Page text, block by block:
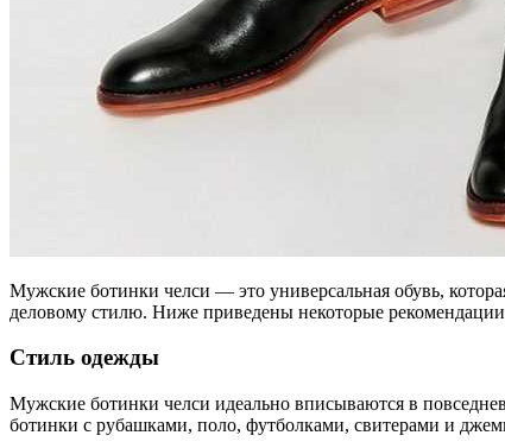
Мужские ботинки челси — это универсальная обувь,
деловому стилю. Ниже приведены некоторые
Стиль одежды
Мужские ботинки челси идеально вписываются в
ботинки с рубашками, поло, футболками, свитерами и